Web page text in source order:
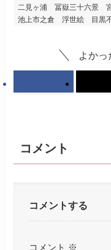
二見ヶ浦
冨嶽三十六景
池上市之倉
浮世絵 目黒
よかっ
コメント
コメントする
コメント ※